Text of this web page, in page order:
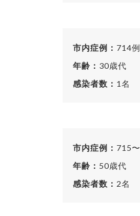
市内症例： 714
年齢： 30歳代
感染者数： 1名
市内症例： 715
年齢： 50歳代
感染者数： 2名